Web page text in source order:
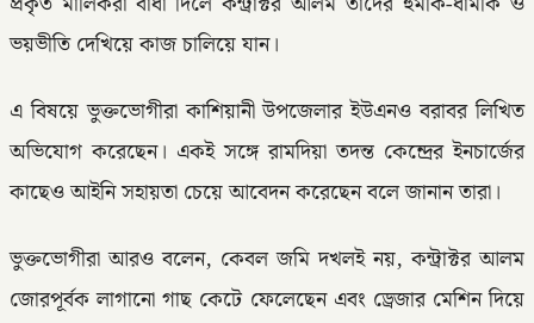
ভয়ভীতি দেখিয়ে কাজ চালিয়ে যান।
এ বিষয়ে ভুক্তভোগীরা কাশিয়ানী উপজেলার ইউএনও বরাবর লিখিত
অভিযোগ করেছেন। একই সঙ্গে রামদিয়া তদন্ত কেন্দ্রের ইনচার্জের
কাছেও আইনি সহায়তা চেয়ে আবেদন করেছেন বলে জানান তারা।
ভুক্তভোগীরা আরও বলেন, কেবল জমি দখলই নয়, কন্ট্রাক্টর আলম
জোরপূর্বক লাগানো গাছ কেটে ফেলেছেন এবং ড্রেজার মেশিন দিয়ে